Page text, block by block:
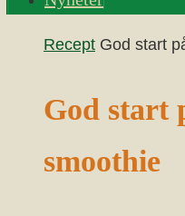
Home
Recept God start
God start
smoothie